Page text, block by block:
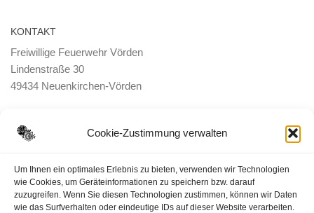
Cookie-Zustimmung verwalten
Um Ihnen ein optimales Erlebnis zu bieten, verwenden wir Technologien
wie Cookies, um Geräteinformationen zu speichern bzw. darauf
zuzugreifen. Wenn Sie diesen Technologien zustimmen, können wir Daten
wie das Surfverhalten oder eindeutige IDs auf dieser Website verarbeiten.
KONTAKT
Freiwillige Feuerwehr Vörden
Lindenstraße 30
49434 Neuenkirchen-Vörden
Datenschutzerklärung
Impressum